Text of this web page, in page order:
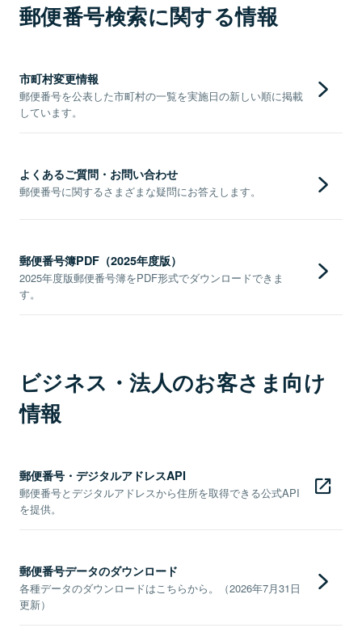
郵便番号検索に関する情報
市町村変更情報
郵便番号を公表した市町村の一覧を実施日の新しい順に掲載
しています。
よくあるご質問・お問い合わせ
郵便番号に関するさまざまな疑問にお答えします。
郵便番号簿PDF（2025年度版）
2025年度版郵便番号簿をPDF形式でダウンロードできま
す。
ビジネス・法人のお客さま向け
情報
郵便番号・デジタルアドレスAPI
郵便番号とデジタルアドレスから住所を取得できる公式API
を提供。
郵便番号データのダウンロード
各種データのダウンロードはこちらから。（2026年7月31日
更新）